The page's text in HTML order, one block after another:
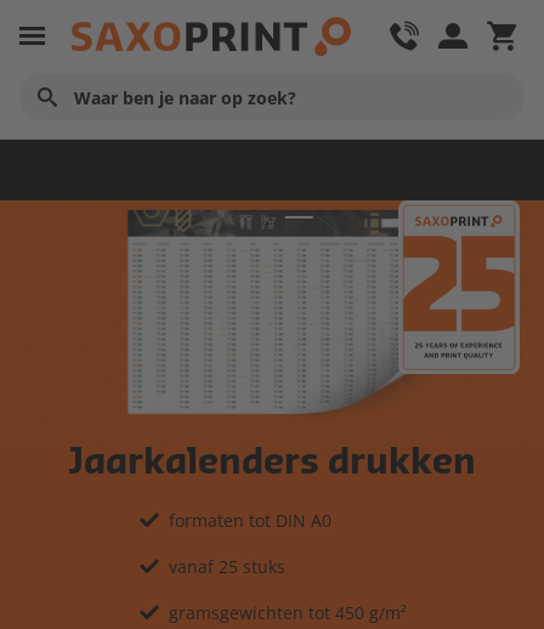
Jaarkalenders drukken
formaten tot DIN A0
vanaf 25 stuks
gramsgewichten tot 450 g/m²